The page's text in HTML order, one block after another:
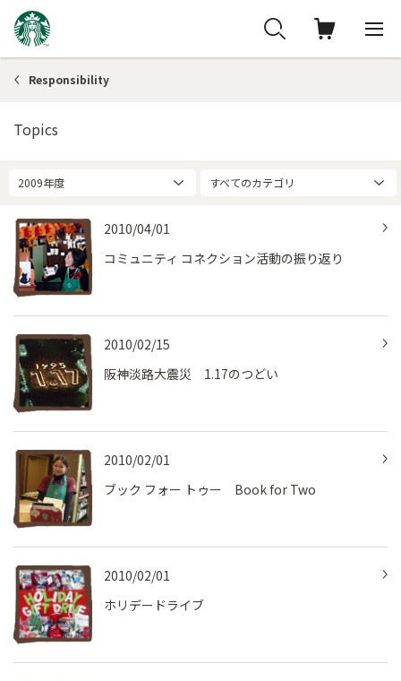
Responsibility
Topics
2009年度 すべてのカテゴリ
2010/04/01
コミュニティ コネクション活動の振り返り
2010/02/15
阪神淡路大震災 1.17のつどい
2010/02/01
ブック フォー トゥー Book for Two
2010/02/01
ホリデードライブ